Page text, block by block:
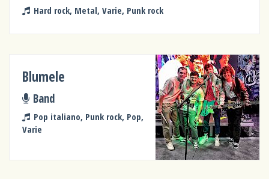
Hard rock, Metal, Varie, Punk rock
Blumele
Band
Pop italiano, Punk rock, Pop,
Varie